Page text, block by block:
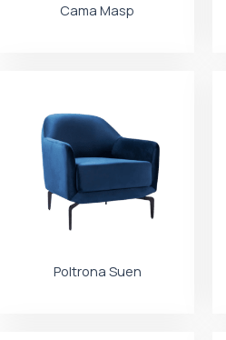
Cama Masp
Poltrona Suen